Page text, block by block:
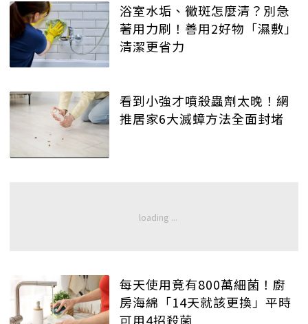
浴室水垢、黴斑怎麼清？別急
著用力刷！善用2好物「濕敷」
清潔更省力
看到小強才噴殺蟲劑太晚！網
推居家6大滅蟑方法全面封堵
每天使用竟有800萬細菌！廚
房海綿「14天就該更換」平時
可用4招殺菌